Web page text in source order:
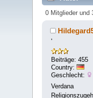
0 Mitglieder und
'
Beiträge: 455
Country:
Geschlecht:
Verdana